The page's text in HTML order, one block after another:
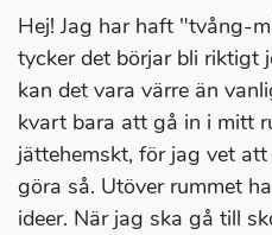
Hej! Jag har haft "tvång-
tycker det börjar bli riktigt
kan det vara värre än
kvart bara att gå in i mitt
jättehemskt, för jag vet
göra så. Utöver rummet
ideer. När jag ska gå till